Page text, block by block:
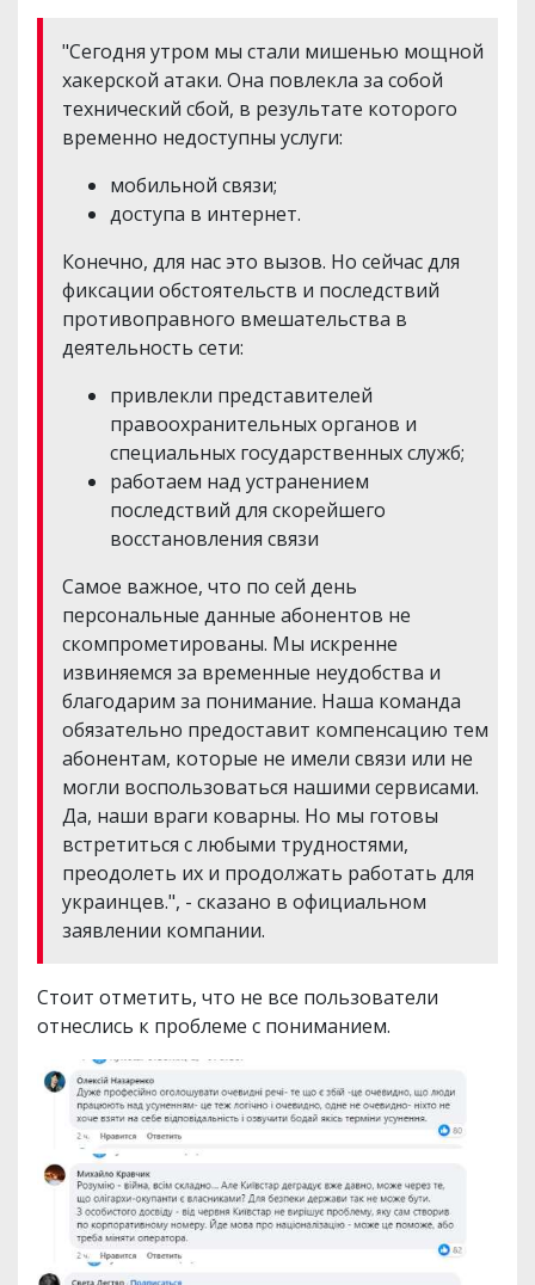
"Сегодня утром мы стали мишенью мощной
хакерской атаки. Она повлекла за собой
технический сбой, в результате которого
временно недоступны услуги:
мобильной связи;
доступа в интернет.
Конечно, для нас это вызов. Но сейчас для
фиксации обстоятельств и последствий
противоправного вмешательства в
деятельность сети:
привлекли представителей
правоохранительных органов и
специальных государственных служб;
работаем над устранением
последствий для скорейшего
восстановления связи
Самое важное, что по сей день
персональные данные абонентов не
скомпрометированы. Мы искренне
извиняемся за временные неудобства и
благодарим за понимание. Наша команда
обязательно предоставит компенсацию тем
абонентам, которые не имели связи или не
могли воспользоваться нашими сервисами.
Да, наши враги коварны. Но мы готовы
встретиться с любыми трудностями,
преодолеть их и продолжать работать для
украинцев.", - сказано в официальном
заявлении компании.
Стоит отметить, что не все пользователи
отнеслись к проблеме с пониманием.